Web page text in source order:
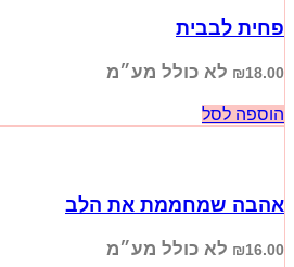
פחית לבבית
₪18.00 לא כולל מע״מ
הוספה לסל
אהבה שמחממת את הלב
₪16.00 לא כולל מע״מ